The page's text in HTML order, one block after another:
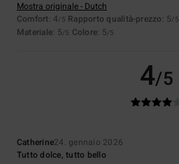
Mostra originale - Dutch
Comfort: 4/5 Rapporto qualità-prezzo: 5/5
Materiale: 5/5 Colore: 5/5
4/5
Catherine24. gennaio 2026
Tutto dolce, tutto bello